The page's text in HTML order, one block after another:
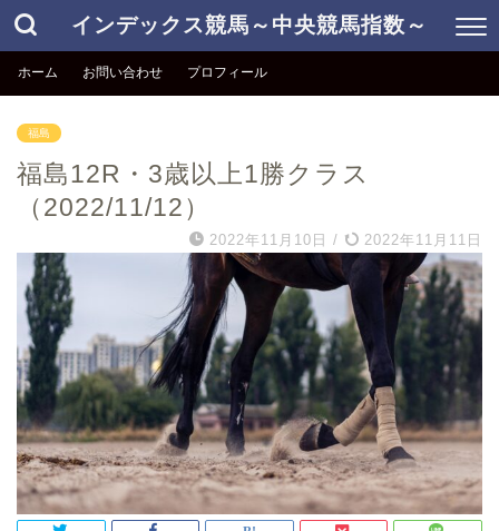
インデックス競馬～中央競馬指数～
ホーム お問い合わせ プロフィール
福島
福島12R・3歳以上1勝クラス
（2022/11/12）
2022年11月10日 / 2022年11月11日